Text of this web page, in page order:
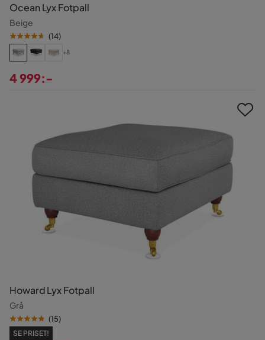
Ocean Lyx Fotpall
Beige
(14)
+8
4 999:-
Howard Lyx Fotpall
Grå
(15)
SE PRISET!